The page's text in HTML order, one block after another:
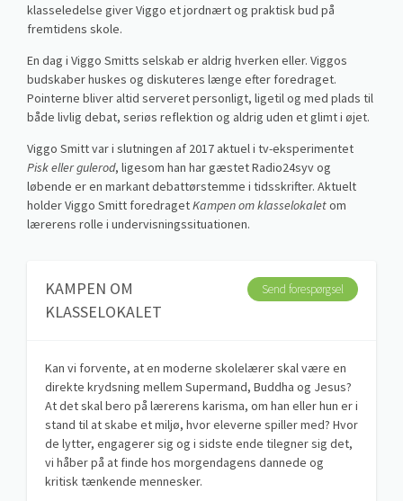
klasseledelse giver Viggo et jordnært og praktisk bud på
fremtidens skole.
En dag i Viggo Smitts selskab er aldrig hverken eller. Viggos
budskaber huskes og diskuteres længe efter foredraget.
Pointerne bliver altid serveret personligt, ligetil og med plads til
både livlig debat, seriøs reflektion og aldrig uden et glimt i øjet.
Viggo Smitt var i slutningen af 2017 aktuel i tv-eksperimentet
Pisk eller gulerod, ligesom han har gæstet Radio24syv og
løbende er en markant debattørstemme i tidsskrifter. Aktuelt
holder Viggo Smitt foredragetKampen om klasselokaletom
lærerens rolle i undervisningssituationen.
Send forespørgsel
KAMPEN OM
KLASSELOKALET
Kan vi forvente, at en moderne skolelærer skal være en
direkte krydsning mellem Supermand, Buddha og Jesus?
At det skal bero på lærerens karisma, om han eller hun er i
stand til at skabe et miljø, hvor eleverne spiller med? Hvor
de lytter, engagerer sig og i sidste ende tilegner sig det,
vi håber på at finde hos morgendagens dannede og
kritisk tænkende mennesker.